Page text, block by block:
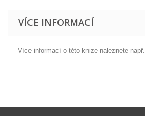
VÍCE INFORMACÍ
Více informací o této knize naleznete např.